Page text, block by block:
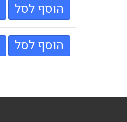
הוסף לסל
הוסף לסל